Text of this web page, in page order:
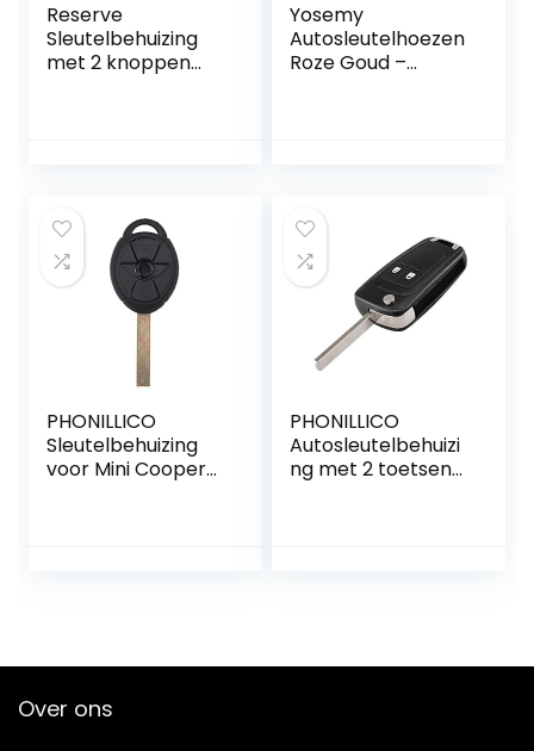
Reserve
Sleutelbehuizing
met 2 knoppen
Yosemy
Autosleutelhoezen
Roze Goud –
PHONILLICO
Sleutelbehuizing
voor Mini Cooper
PHONILLICO
Autosleutelbehuizi
ng met 2 toetsen
Over ons